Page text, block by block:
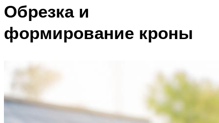
Обрезка и
формирование кроны